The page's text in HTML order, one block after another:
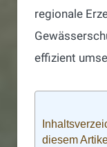
regionale
effizient
diesem